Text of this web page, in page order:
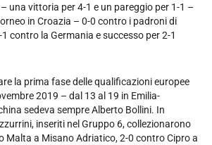
– una vittoria per 4-1 e un pareggio per 1-1 –
in Croazia – 0-0 contro i padroni di
contro la Germania e successo per 2-1
la prima fase delle qualificazioni europee
2019 – dal 13 al 19 in Emilia-
sedeva sempre Alberto Bollini. In
inseriti nel Gruppo 6, collezionarono
Malta a Misano Adriatico, 2-0 contro Cipro a